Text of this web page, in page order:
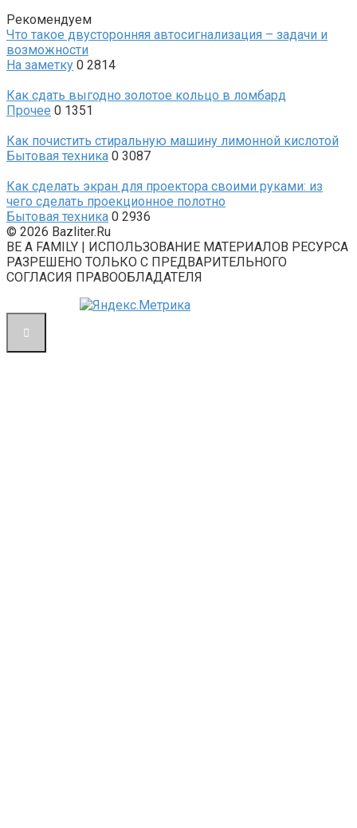
Рекомендуем
Что такое двусторонняя автосигнализация – задачи и
возможности
На заметку 0 2814
Как сдать выгодно золотое кольцо в ломбард
Прочее 0 1351
Как почистить стиральную машину лимонной кислотой
Бытовая техника 0 3087
Как сделать экран для проектора своими руками: из
чего сделать проекционное полотно
Бытовая техника 0 2936
© 2026 Bazliter.Ru
BE A FAMILY | ИСПОЛЬЗОВАНИЕ МАТЕРИАЛОВ РЕСУРСА
РАЗРЕШЕНО ТОЛЬКО С ПРЕДВАРИТЕЛЬНОГО
СОГЛАСИЯ ПРАВООБЛАДАТЕЛЯ